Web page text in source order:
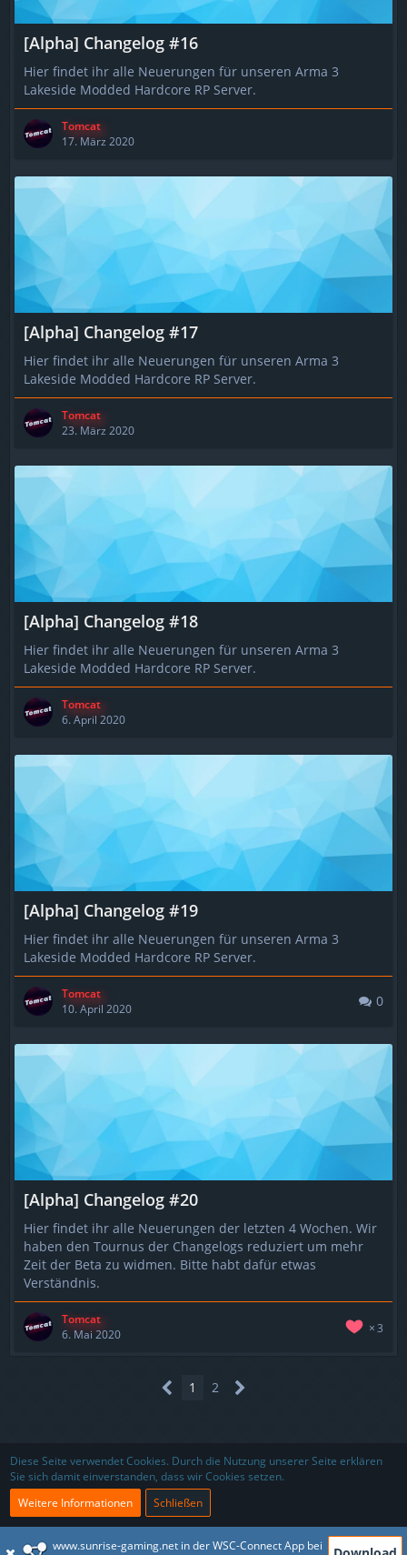
[Alpha] Changelog #16
Hier findet ihr alle Neuerungen für unseren Arma 3
Lakeside Modded Hardcore RP Server.
Tomcat
17. März 2020
[Alpha] Changelog #17
Hier findet ihr alle Neuerungen für unseren Arma 3
Lakeside Modded Hardcore RP Server.
Tomcat
23. März 2020
[Alpha] Changelog #18
Hier findet ihr alle Neuerungen für unseren Arma 3
Lakeside Modded Hardcore RP Server.
Tomcat
6. April 2020
[Alpha] Changelog #19
Hier findet ihr alle Neuerungen für unseren Arma 3
Lakeside Modded Hardcore RP Server.
Tomcat
10. April 2020
0
[Alpha] Changelog #20
Hier findet ihr alle Neuerungen der letzten 4 Wochen. Wir
haben den Tournus der Changelogs reduziert um mehr
Zeit der Beta zu widmen. Bitte habt dafür etwas
Verständnis.
Tomcat
6. Mai 2020
3
1 2
Nutzungsbedingungen Datenschutzerklärung Impressum
Kontakt Partner
www.sunrise-gaming.net in der WSC-Connect App bei
Diese Seite verwendet Cookies. Durch die Nutzung unserer Seite erklären
Sie sich damit einverstanden, dass wir Cookies setzen.
Weitere Informationen
Schließen